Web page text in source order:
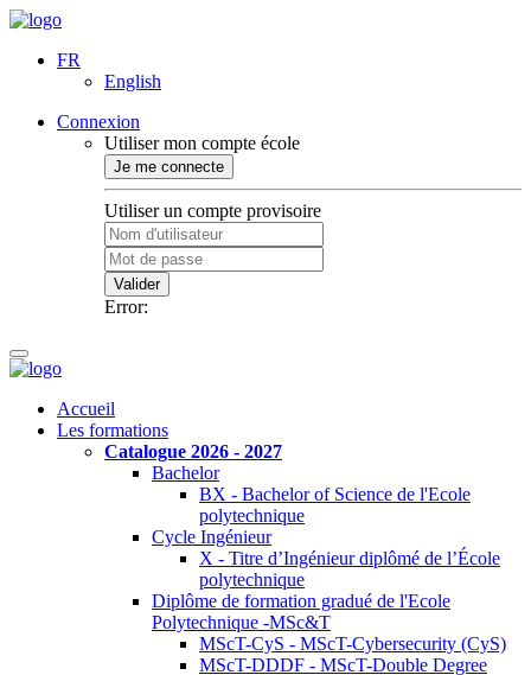
FR
English
Connexion
Utiliser mon compte école
Je me connecte
Utiliser un compte provisoire
Valider
Error:
Accueil
Les formations
Catalogue 2026 - 2027
Bachelor
BX - Bachelor of Science de l'Ecole
polytechnique
Cycle Ingénieur
X - Titre d’Ingénieur diplômé de l’École
polytechnique
Diplôme de formation gradué de l'Ecole
Polytechnique -MSc&T
MScT-CyS - MScT-Cybersecurity (CyS)
MScT-DDDF - MScT-Double Degree